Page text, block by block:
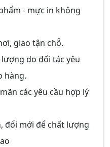
- mực in không
giao tận chỗ.
do đối tác yêu
hàng.
các yêu cầu hợp lý
đổi mới để chất lượng